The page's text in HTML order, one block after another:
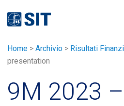
SIT
Home > Archivio > Risultati
presentation
9M 2023